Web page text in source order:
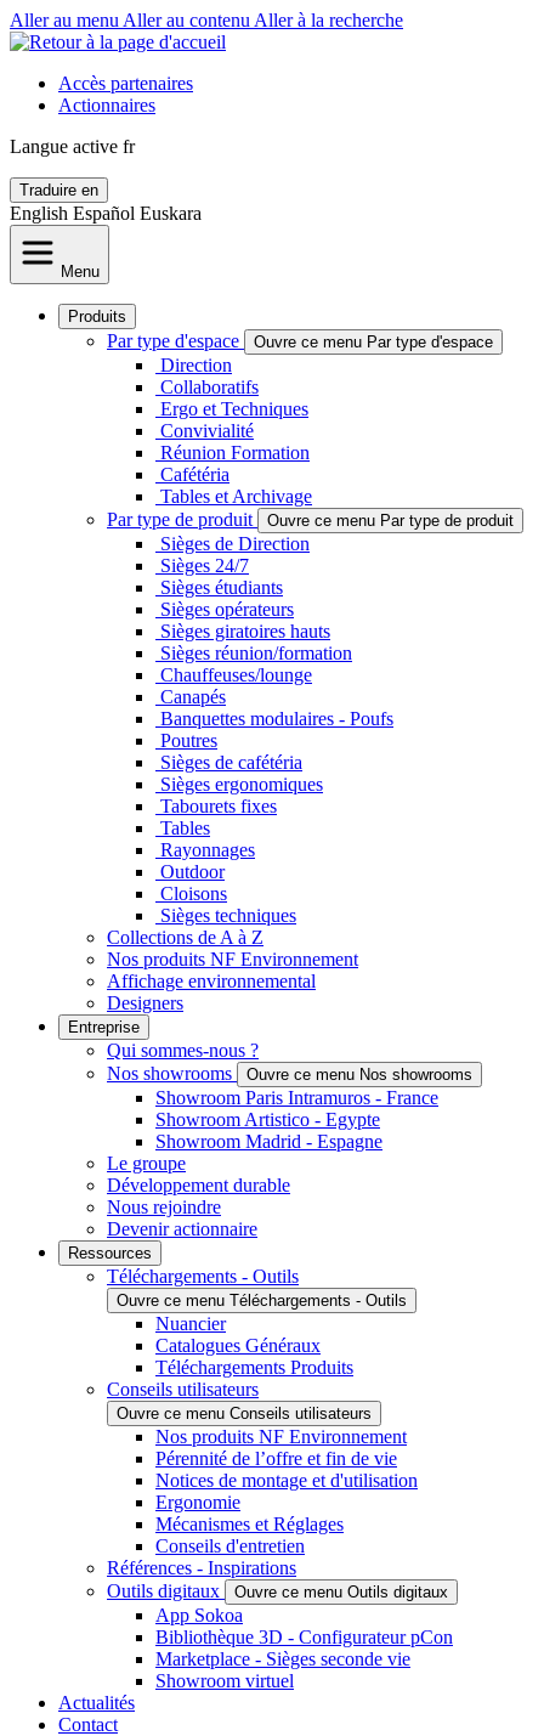
Aller au menu Aller au contenu Aller à la recherche
Accès partenaires
Actionnaires
Langue active fr
Traduire en
English Español Euskara
Menu
Produits
Par type d'espace Ouvre ce menu Par type d'espace
Direction
Collaboratifs
Ergo et Techniques
Convivialité
Réunion Formation
Cafétéria
Tables et Archivage
Par type de produit
Ouvre ce menu Par type de produit
Sièges de Direction
Sièges 24/7
Sièges étudiants
Sièges opérateurs
Sièges giratoires hauts
Sièges réunion/formation
Chauffeuses/lounge
Canapés
Banquettes modulaires - Poufs
Poutres
Sièges de cafétéria
Sièges ergonomiques
Tabourets fixes
Tables
Rayonnages
Outdoor
Cloisons
Sièges techniques
Collections de A à Z
Nos produits NF Environnement
Affichage environnemental
Designers
Entreprise
Qui sommes-nous ?
Nos showrooms
Ouvre ce menu Nos showrooms
Showroom Paris Intramuros - France
Showroom Artistico - Egypte
Showroom Madrid - Espagne
Le groupe
Développement durable
Nous rejoindre
Devenir actionnaire
Ressources
Téléchargements - Outils
Ouvre ce menu Téléchargements - Outils
Nuancier
Catalogues Généraux
Téléchargements Produits
Conseils utilisateurs
Ouvre ce menu Conseils utilisateurs
Nos produits NF Environnement
Pérennité de l’offre et fin de vie
Notices de montage et d'utilisation
Ergonomie
Mécanismes et Réglages
Conseils d'entretien
Références - Inspirations
Outils digitaux
Ouvre ce menu Outils digitaux
App Sokoa
Bibliothèque 3D - Configurateur pCon
Marketplace - Sièges seconde vie
Showroom virtuel
Actualités
Contact